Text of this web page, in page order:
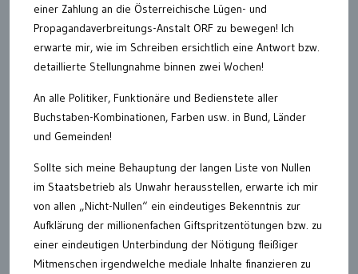
einer Zahlung an die Österreichische Lügen- und
Propagandaverbreitungs-Anstalt ORF zu bewegen! Ich
erwarte mir, wie im Schreiben ersichtlich eine Antwort bzw.
detaillierte Stellungnahme binnen zwei Wochen!
An alle Politiker, Funktionäre und Bedienstete aller
Buchstaben-Kombinationen, Farben usw. in Bund, Länder
und Gemeinden!
Sollte sich meine Behauptung der langen Liste von Nullen
im Staatsbetrieb als Unwahr herausstellen, erwarte ich mir
von allen „Nicht-Nullen“ ein eindeutiges Bekenntnis zur
Aufklärung der millionenfachen Giftspritzentötungen bzw. zu
einer eindeutigen Unterbindung der Nötigung fleißiger
Mitmenschen irgendwelche mediale Inhalte finanzieren zu